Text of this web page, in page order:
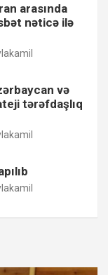
arasında
nəticə ilə
və
tərəfdaşlıq